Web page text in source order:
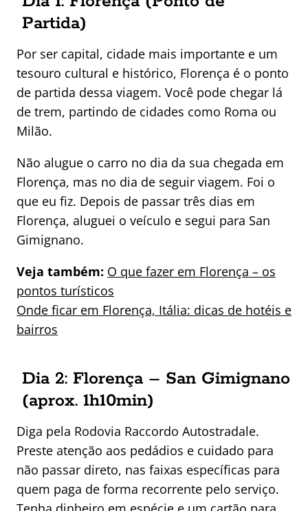
Partida)
Por ser capital, cidade mais importante e um
tesouro cultural e histórico, Florença é o ponto
de partida dessa viagem. Você pode chegar lá
de trem, partindo de cidades como Roma ou
Milão.
Não alugue o carro no dia da sua chegada em
Florença, mas no dia de seguir viagem. Foi o
que eu fiz. Depois de passar três dias em
Florença, aluguei o veículo e segui para San
Gimignano.
Veja também: O que fazer em Florença – os
pontos turísticos
Onde ficar em Florença, Itália: dicas de hotéis e
bairros
Dia 2: Florença – San Gimignano
(aprox. 1h10min)
Diga pela Rodovia Raccordo Autostradale.
Preste atenção aos pedádios e cuidado para
não passar direto, nas faixas específicas para
quem paga de forma recorrente pelo serviço.